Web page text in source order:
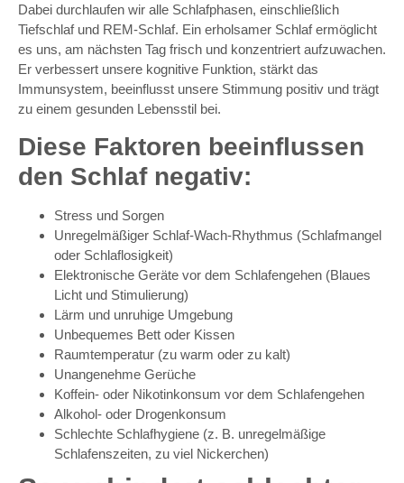
Dabei durchlaufen wir alle Schlafphasen, einschließlich
Tiefschlaf und REM-Schlaf. Ein erholsamer Schlaf ermöglicht
es uns, am nächsten Tag frisch und konzentriert aufzuwachen.
Er verbessert unsere kognitive Funktion, stärkt das
Immunsystem, beeinflusst unsere Stimmung positiv und trägt
zu einem gesunden Lebensstil bei.
Diese Faktoren beeinflussen
den Schlaf negativ:
Stress und Sorgen
Unregelmäßiger Schlaf-Wach-Rhythmus (Schlafmangel
oder Schlaflosigkeit)
Elektronische Geräte vor dem Schlafengehen (Blaues
Licht und Stimulierung)
Lärm und unruhige Umgebung
Unbequemes Bett oder Kissen
Raumtemperatur (zu warm oder zu kalt)
Unangenehme Gerüche
Koffein- oder Nikotinkonsum vor dem Schlafengehen
Alkohol- oder Drogenkonsum
Schlechte Schlafhygiene (z. B. unregelmäßige
Schlafenszeiten, zu viel Nickerchen)